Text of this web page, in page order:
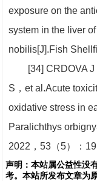
exposure on the
system in the liver
nobilis[J].Fish
[34] CRDOVA
S，et al.Acute
oxidative stress in
Paralichthys
2022，53（5）：
声明： 本站属公益性没
考。本站所发布文章为